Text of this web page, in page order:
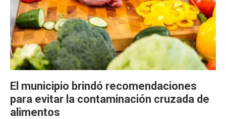
El municipio brindó recomendaciones
para evitar la contaminación cruzada de
alimentos